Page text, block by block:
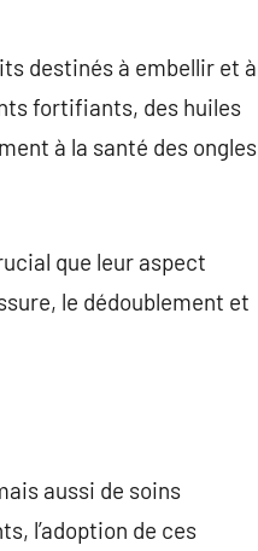
destinés à embellir et à
fortifiants, des huiles
à la santé des ongles
que leur aspect
le dédoublement et
aussi de soins
l’adoption de ces